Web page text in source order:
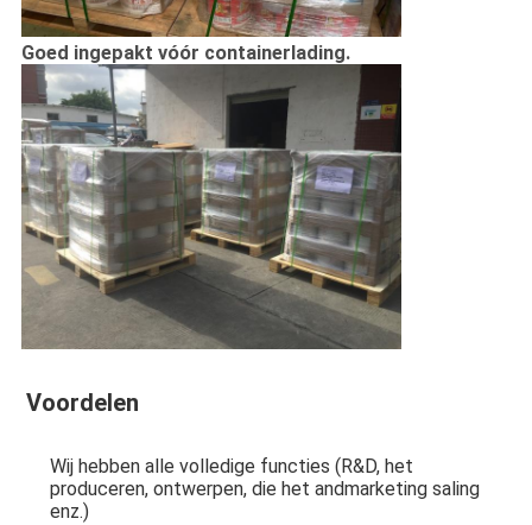
Goed ingepakt vóór containerlading.
Voordelen
Wij hebben alle volledige functies (R&D, het
produceren, ontwerpen, die het andmarketing saling
enz.)